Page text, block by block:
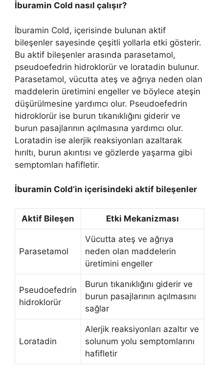
İburamin Cold nasıl çalışır?
İburamin Cold, içerisinde bulunan aktif
bileşenler sayesinde çeşitli yollarla etki gösterir.
Bu aktif bileşenler arasında parasetamol,
pseudoefedrin hidroklorür ve loratadin bulunur.
Parasetamol, vücutta ateş ve ağrıya neden olan
maddelerin üretimini engeller ve böylece ateşin
düşürülmesine yardımcı olur. Pseudoefedrin
hidroklorür ise burun tıkanıklığını giderir ve
burun pasajlarının açılmasına yardımcı olur.
Loratadin ise alerjik reaksiyonları azaltarak
hırıltı, burun akıntısı ve gözlerde yaşarma gibi
semptomları hafifletir.
İburamin Cold’in içerisindeki aktif bileşenler
Aktif Bileşen Etki Mekanizması
Parasetamol
Vücutta ateş ve ağrıya
neden olan maddelerin
üretimini engeller
Pseudoefedrin
hidroklorür
Burun tıkanıklığını giderir ve
burun pasajlarının açılmasını
sağlar
Loratadin
Alerjik reaksiyonları azaltır ve
solunum yolu semptomlarını
hafifletir